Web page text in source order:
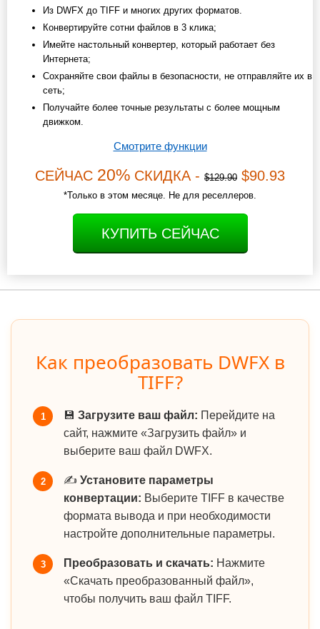
Из DWFX до TIFF и многих других форматов.
Конвертируйте сотни файлов в 3 клика;
Имейте настольный конвертер, который работает без
Интернета;
Сохраняйте свои файлы в безопасности, не отправляйте их в
сеть;
Получайте более точные результаты с более мощным
движком.
Смотрите функции
СЕЙЧАС 20% СКИДКА - $129.90 $90.93
*Только в этом месяце. Не для реселлеров.
КУПИТЬ СЕЙЧАС
Как преобразовать DWFX в
TIFF?
1 💾 Загрузите ваш файл: Перейдите на
сайт, нажмите «Загрузить файл» и
выберите ваш файл DWFX.
2 ✍️ Установите параметры
конвертации: Выберите TIFF в качестве
формата вывода и при необходимости
настройте дополнительные параметры.
3 Преобразовать и скачать: Нажмите
«Скачать преобразованный файл»,
чтобы получить ваш файл TIFF.